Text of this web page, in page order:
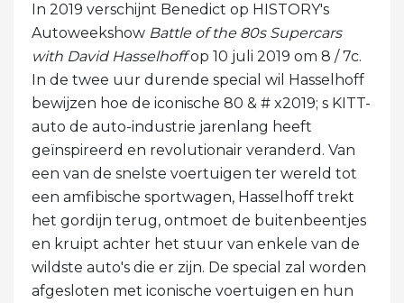
In 2019 verschijnt Benedict op HISTORY's
Autoweekshow Battle of the 80s Supercars
with David Hasselhoffop 10 juli 2019 om 8 / 7c.
In de twee uur durende special wil Hasselhoff
bewijzen hoe de iconische 80 & # x2019; s KITT-
auto de auto-industrie jarenlang heeft
geïnspireerd en revolutionair veranderd. Van
een van de snelste voertuigen ter wereld tot
een amfibische sportwagen, Hasselhoff trekt
het gordijn terug, ontmoet de buitenbeentjes
en kruipt achter het stuur van enkele van de
wildste auto's die er zijn. De special zal worden
afgesloten met iconische voertuigen en hun